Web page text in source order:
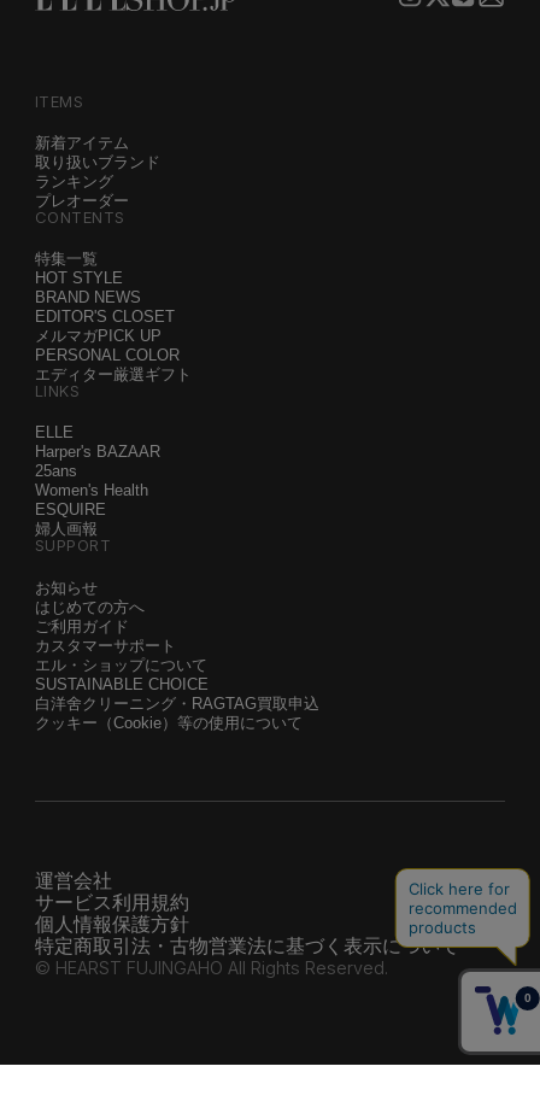
ITEMS
新着アイテム
取り扱いブランド
ランキング
プレオーダー
CONTENTS
特集一覧
HOT STYLE
BRAND NEWS
EDITOR'S CLOSET
メルマガPICK UP
PERSONAL COLOR
エディター厳選ギフト
LINKS
ELLE
Harper's BAZAAR
25ans
Women's Health
ESQUIRE
婦人画報
SUPPORT
お知らせ
はじめての方へ
ご利用ガイド
カスタマーサポート
エル・ショップについて
SUSTAINABLE CHOICE
白洋舍クリーニング・RAGTAG買取申込
クッキー（Cookie）等の使用について
運営会社
サービス利用規約
個人情報保護方針
特定商取引法・古物営業法に基づく表示について
© HEARST FUJINGAHO All Rights Reserved.